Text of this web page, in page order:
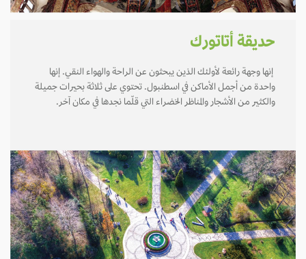
حديقة أتاتورك
إنها وجهة رائعة لأولئك الذين يبحثون عن الراحة والهواء النقي. إنها
واحدة من أجمل الأماكن في اسطنبول. تحتوي على ثلاثة بحيرات جميلة
والكثير من الأشجار والمناظر الخضراء التي قلّما نجدها في مكان آخر.